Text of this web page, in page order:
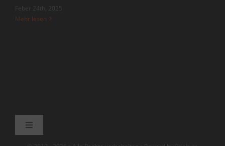
Feber 24th, 2025
Mehr lesen
Navigation